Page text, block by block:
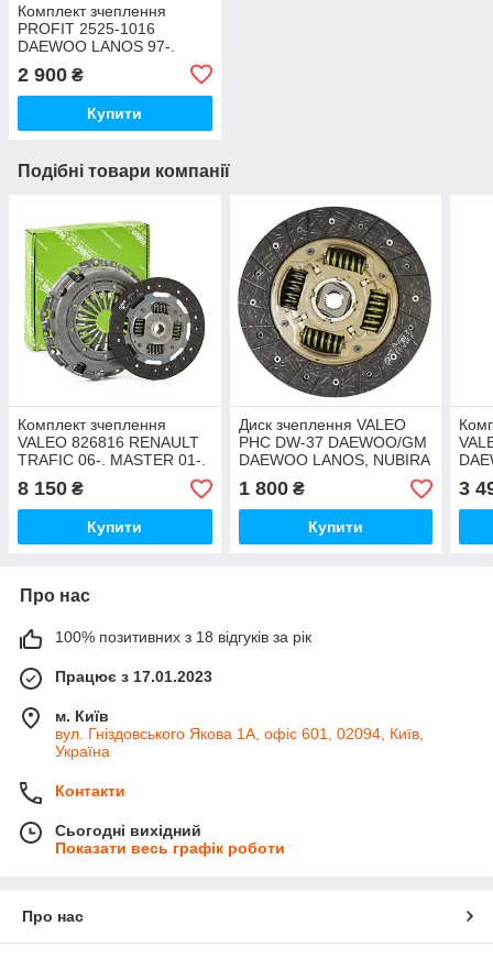
Комплект зчеплення
PROFIT 2525-1016
DAEWOO LANOS 97-.
NEXIA 95-. OPEL KADETT
85-91. VECTRA 88-90
2 900 ₴
Купити
Подібні товари компанії
Комплект зчеплення
VALEO 826816 RENAULT
TRAFIC 06-. MASTER 01-.
OPEL MOVANO 01-.
VIVARO 06-
(2.0/2.2/2.5DCI/DI
8 150 ₴
Купити
Диск зчеплення VALEO
PHC DW-37 DAEWOO/GM
DAEWOO LANOS, NUBIRA
1.5,1.6 DOHC 96-215MM
1 800₴
Купити
85-
3
Про нас
100% позитивних з 18 відгуків за рік
Працює з 17.01.2023
м. Київ
вул. Гніздовського Якова 1А, офіс 601, 02094, Київ,
Україна
Контакти
Сьогодні вихідний
Показати весь графік роботи
Про нас